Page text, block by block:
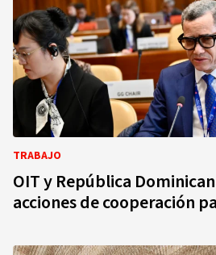
TRABAJO
OIT y República
acciones de cooperación